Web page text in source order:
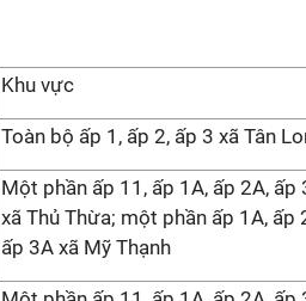
Khu vực
Toàn bộ ấp 1, ấp 2, ấp 3 xã Tân
Một phần ấp 11, ấp 1A, ấp 2A, ấp
xã Thủ Thừa; một phần ấp 1A, ấp
ấp 3A xã Mỹ Thạnh